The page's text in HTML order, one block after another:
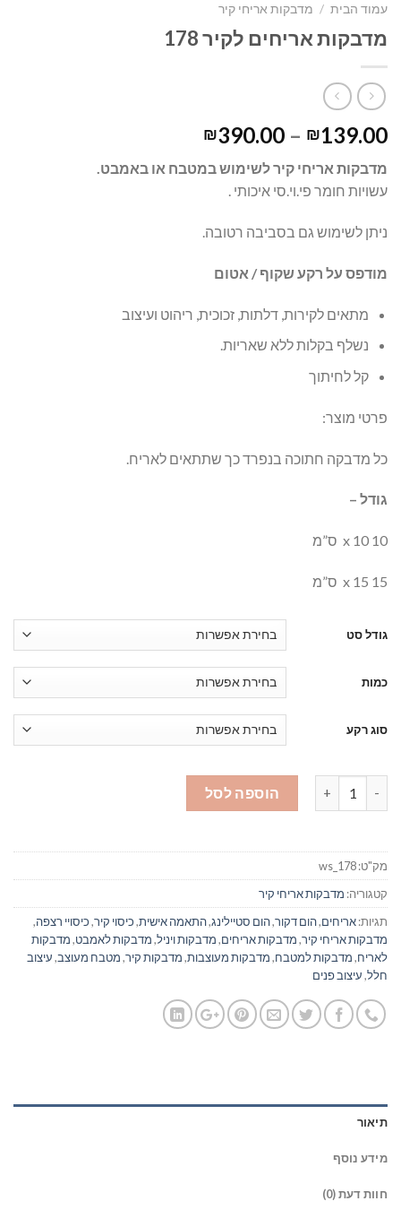
עמוד הבית / מדבקות אריחי קיר
מדבקות אריחים לקיר 178
₪139.00
–
₪390.00
מדבקות אריחי קיר לשימוש במטבח או באמבט.
עשויות חומר פי.וי.סי איכותי .
ניתן לשימוש גם בסביבה רטובה.
מודפס על רקע שקוף / אטום
מתאים לקירות, דלתות, זכוכית, ריהוט ועיצוב
נשלף בקלות ללא שאריות.
קל לחיתוך
פרטי מוצר:
כל מדבקה חתוכה בנפרד כך שתתאים לאריח.
גודל –
10 x 10 ס”מ
15 x 15 ס”מ
גודל סט
כמות
סוג רקע
כמות של מדבקות אריחים לקיר 178
הוספה לסל
מק"ט:ws_178
קטגוריה: מדבקות אריחי קיר
תגיות:אריחים,הום דקור,הום סטיילינג,התאמה אישית,כיסוי קיר,כיסויי רצפה,
מדבקות אריחי קיר,מדבקות אריחים,מדבקות ויניל,מדבקות לאמבט,מדבקות
לאריח,מדבקות למטבח,מדבקות מעוצבות,מדבקות קיר,מטבח מעוצב,עיצוב
חלל,עיצוב פנים
תיאור
מידע נוסף
חוות דעת (0)